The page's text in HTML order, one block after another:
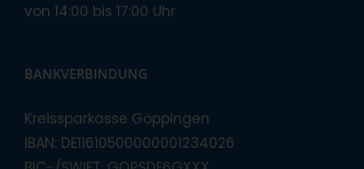
von 14:00 bis 17:00 Uhr
BANKVERBINDUNG
Kreissparkasse Göppingen
IBAN: DE11610500000001234026